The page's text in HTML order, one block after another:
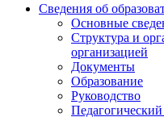
Сведения об
Основные
Структура и
организацией
Документы
Образование
Руководство
Педагогический